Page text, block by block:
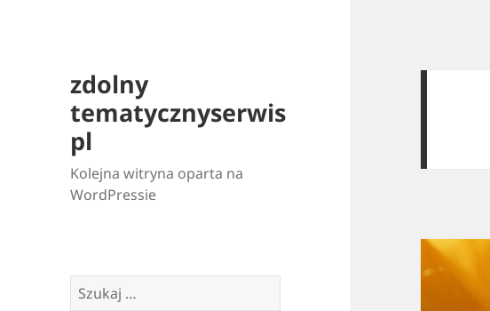
zdolny
tematycznyserwis
pl
Kolejna witryna oparta na
WordPressie
Szukaj: